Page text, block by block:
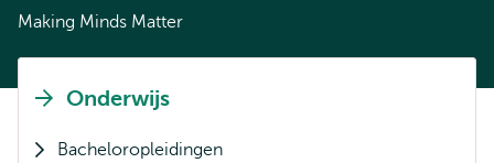
Making Minds Matter
Onderwijs
Bacheloropleidingen